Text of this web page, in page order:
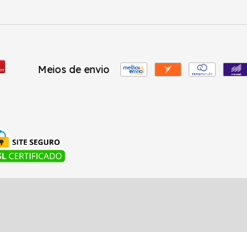
Meios de envio